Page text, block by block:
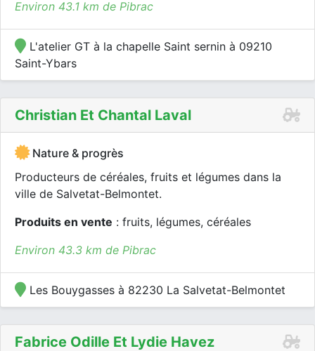
Environ 43.1 km de Pibrac
L'atelier GT à la chapelle Saint sernin à 09210
Saint-Ybars
Christian Et Chantal Laval
Nature & progrès
Producteurs de céréales, fruits et légumes dans la
ville de Salvetat-Belmontet.
Produits en vente : fruits, légumes, céréales
Environ 43.3 km de Pibrac
Les Bouygasses à 82230 La Salvetat-Belmontet
Fabrice Odille Et Lydie Havez